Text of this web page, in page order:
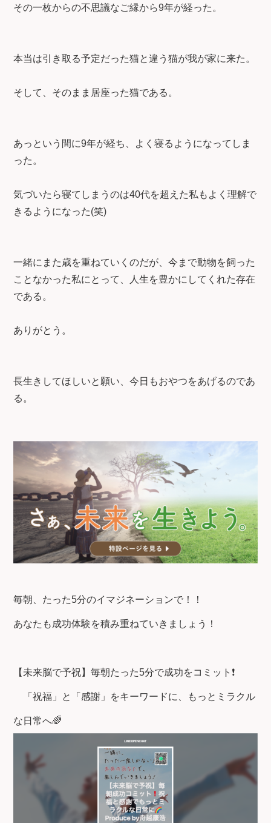
その一枚からの不思議なご縁から9年が経った。
本当は引き取る予定だった猫と違う猫が我が家に来た。
そして、そのまま居座った猫である。
あっという間に9年が経ち、よく寝るようになってしま
った。
気づいたら寝てしまうのは40代を超えた私もよく理解で
きるようになった(笑)
一緒にまた歳を重ねていくのだが、今まで動物を飼った
ことなかった私にとって、人生を豊かにしてくれた存在
である。
ありがとう。
長生きしてほしいと願い、今日もおやつをあげるのであ
る。
毎朝、たった5分のイマジネーションで！！
あなたも成功体験を積み重ねていきましょう！
【未来脳で予祝】毎朝たった5分で成功をコミット❗
「祝福」と「感謝」をキーワードに、もっとミラクル
な日常へ🌈